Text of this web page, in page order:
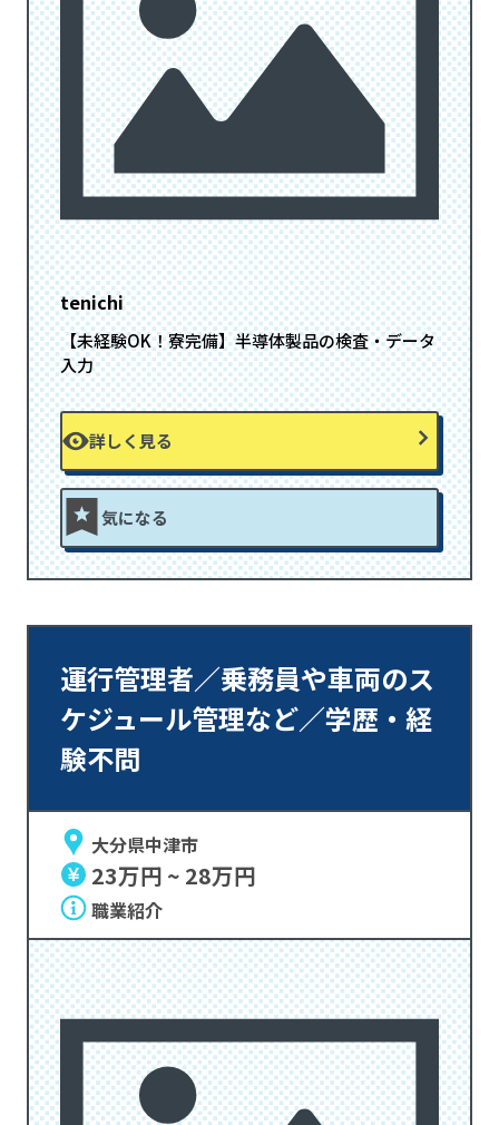
tenichi
【未経験OK！寮完備】半導体製品の検査・データ
入力
詳しく見る
気になる
運行管理者／乗務員や車両のス
ケジュール管理など／学歴・経
験不問
大分県中津市
23万円 ~ 28万円
職業紹介